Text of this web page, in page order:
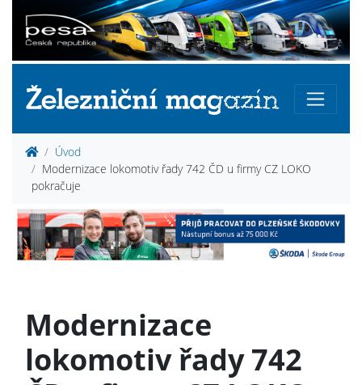
Úvod
Modernizace lokomotiv řady 742 ČD u firmy CZ LOKO
pokračuje
Modernizace
lokomotiv řady 742